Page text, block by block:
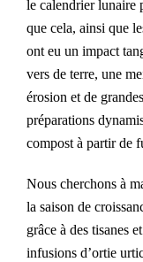
le calendrier lunaire
que cela, ainsi que
ont eu un impact
vers de terre, une
érosion et de
préparations
compost à partir de
Nous cherchons à
la saison de
grâce à des tisanes
infusions d’ortie